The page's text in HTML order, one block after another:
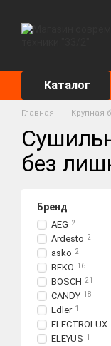
Каталог
Главная Крупная
без
Бренд
AEG 2
Ardesto 2
asko 2
BEKO 16
BOSCH 21
CANDY 18
Edler 1
ELECTROLUX
ELEYUS 1